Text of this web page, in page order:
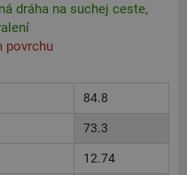
dráha na suchej ceste,
povrchu
84.8
73.3
12.74